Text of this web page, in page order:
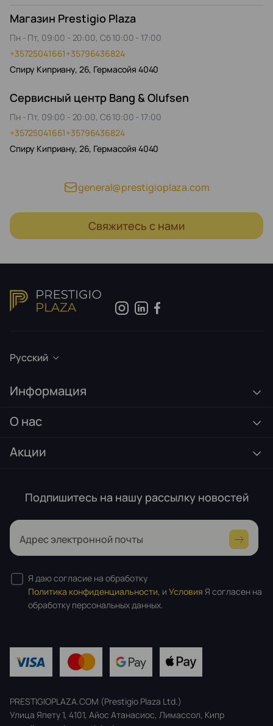
Магазин Prestigio Plaza
Пн - Пт, 09:00 - 20:00, Сб 10:00 - 17:00
+35725041661+35796436824
Спиру Киприану, 26, Гермасойя 4040
Сервисный центр Bang & Olufsen
Пн - Пт, 09:00 - 20:00, Сб 10:00 - 17:00
+35725041661+35796436824
Спиру Киприану, 26, Гермасойя 4040
general@prestigioplaza.com
Свяжитесь с нами
Русский
Информация
О нас
Акции
Подпишитесь на нашу рассылку новостей
Адрес электронной почты
Я даю согласие на обработку
Политика конфиденциальности, и Условия Я согласен на
обработку персональных данных.
PRESTIGIOPLAZA.COM (Prestigio Plaza Ltd.)
Улица Япету 1, 4101, Айос Атанасиос, Лимассол, Кипр